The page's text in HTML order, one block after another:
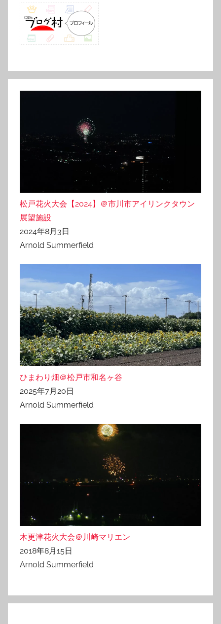
松戸花火大会【2024】＠市川市アイリンクタウン
展望施設
2024年8月3日
Arnold Summerfield
ひまわり畑＠松戸市和名ヶ谷
2025年7月20日
Arnold Summerfield
木更津花火大会＠川崎マリエン
2018年8月15日
Arnold Summerfield